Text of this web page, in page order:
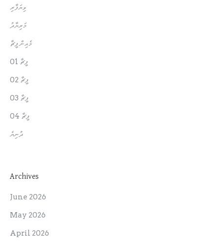
ވިޔަފާރި
މަރިޔާދު
މެއިން ފީޗާ
ފީޗާ 01
ފީޗާ 02
ފީޗާ 03
ފީޗާ 04
ދުނިޔެ
Archives
June 2026
May 2026
April 2026